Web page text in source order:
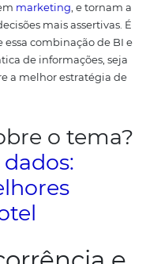
ferramenta de
estratégia positiva.
Intelligence